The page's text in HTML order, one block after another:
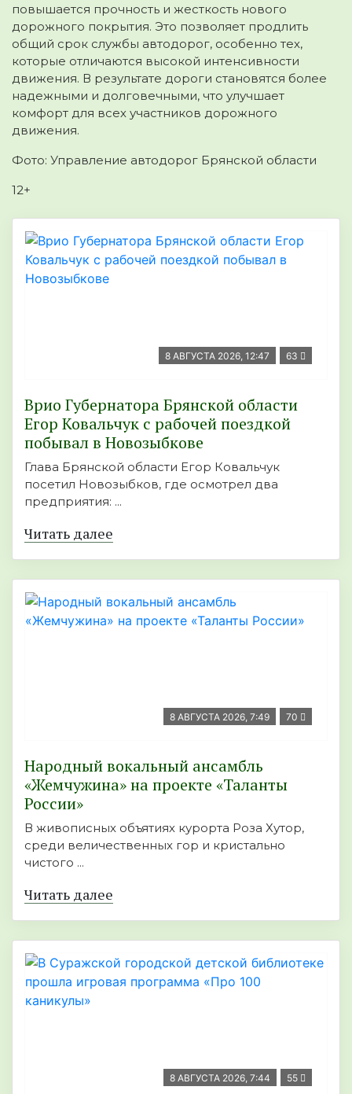
повышается прочность и жесткость нового
дорожного покрытия. Это позволяет продлить
общий срок службы автодорог, особенно тех,
которые отличаются высокой интенсивности
движения. В результате дороги становятся более
надежными и долговечными, что улучшает
комфорт для всех участников дорожного
движения.
Фото: Управление автодорог Брянской области
12+
8 АВГУСТА 2026, 12:47 63
Врио Губернатора Брянской области
Егор Ковальчук с рабочей поездкой
побывал в Новозыбкове
Глава Брянской области Егор Ковальчук
посетил Новозыбков, где осмотрел два
предприятия: ...
Читать далее
8 АВГУСТА 2026, 7:49 70
Народный вокальный ансамбль
«Жемчужина» на проекте «Таланты
России»
В живописных объятиях курорта Роза Хутор,
среди величественных гор и кристально
чистого ...
Читать далее
8 АВГУСТА 2026, 7:44 55